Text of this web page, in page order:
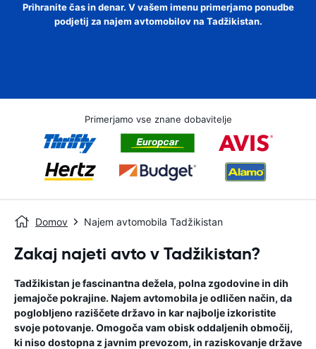
Prihranite čas in denar. V vašem imenu primerjamo ponudbe
podjetij za najem avtomobilov na Tadžikistan.
Primerjamo vse znane dobavitelje
Domov Najem avtomobila Tadžikistan
Zakaj najeti avto v Tadžikistan?
Tadžikistan je fascinantna dežela, polna zgodovine in dih
jemajoče pokrajine. Najem avtomobila je odličen način, da
poglobljeno raziščete državo in kar najbolje izkoristite
svoje potovanje. Omogoča vam obisk oddaljenih območij,
ki niso dostopna z javnim prevozom, in raziskovanje države